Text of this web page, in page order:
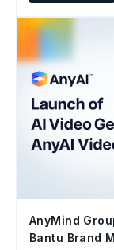
AnyMind
Bantu Brand